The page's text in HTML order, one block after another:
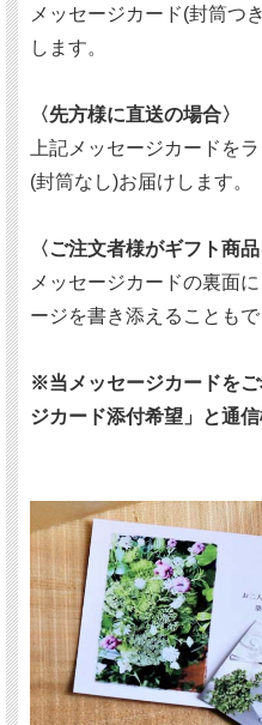
メッセージカード(封筒つ
します。
〈先方様に直送の場合〉
上記メッセージカードを
(封筒なし)お届けします。
〈ご注文者様がギフト商
メッセージカードの裏面
ージを書き添えることもで
※当メッセージカードを
ジカード添付希望」と通信